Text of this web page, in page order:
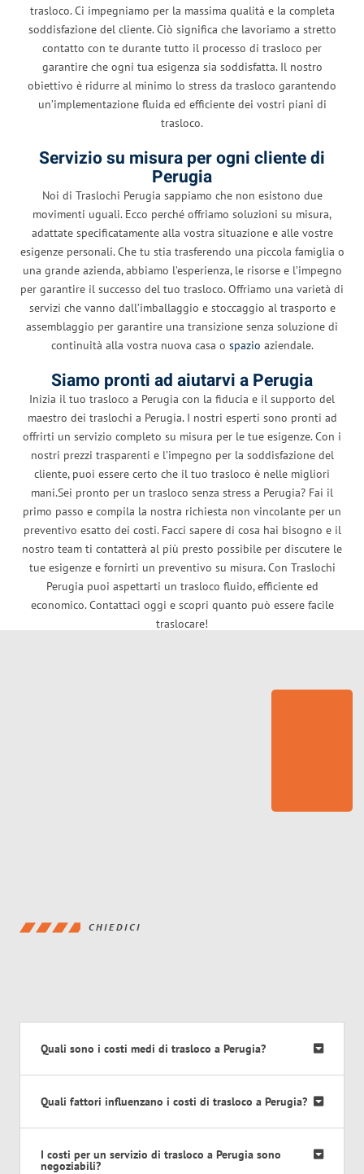
trasloco. Ci impegniamo per la massima qualità e la completa
soddisfazione del cliente. Ciò significa che lavoriamo a stretto
contatto con te durante tutto il processo di trasloco per
garantire che ogni tua esigenza sia soddisfatta. Il nostro
obiettivo è ridurre al minimo lo stress da trasloco garantendo
un’implementazione fluida ed efficiente dei vostri piani di
trasloco.
Servizio su misura per ogni cliente di
Perugia
Noi di Traslochi Perugia sappiamo che non esistono due
movimenti uguali. Ecco perché offriamo soluzioni su misura,
adattate specificatamente alla vostra situazione e alle vostre
esigenze personali. Che tu stia trasferendo una piccola famiglia o
una grande azienda, abbiamo l’esperienza, le risorse e l’impegno
per garantire il successo del tuo trasloco. Offriamo una varietà di
servizi che vanno dall’imballaggio e stoccaggio al trasporto e
assemblaggio per garantire una transizione senza soluzione di
continuità alla vostra nuova casa o spazio aziendale.
Siamo pronti ad aiutarvi a Perugia
Inizia il tuo trasloco a Perugia con la fiducia e il supporto del
maestro dei traslochi a Perugia. I nostri esperti sono pronti ad
offrirti un servizio completo su misura per le tue esigenze. Con i
nostri prezzi trasparenti e l’impegno per la soddisfazione del
cliente, puoi essere certo che il tuo trasloco è nelle migliori
mani.Sei pronto per un trasloco senza stress a Perugia? Fai il
primo passo e compila la nostra richiesta non vincolante per un
preventivo esatto dei costi. Facci sapere di cosa hai bisogno e il
nostro team ti contatterà al più presto possibile per discutere le
tue esigenze e fornirti un preventivo su misura. Con Traslochi
Perugia puoi aspettarti un trasloco fluido, efficiente ed
economico. Contattaci oggi e scopri quanto può essere facile
traslocare!
CHIEDICI
Quali sono i costi medi di trasloco a Perugia?
Quali fattori influenzano i costi di trasloco a Perugia?
I costi per un servizio di trasloco a Perugia sono
negoziabili?